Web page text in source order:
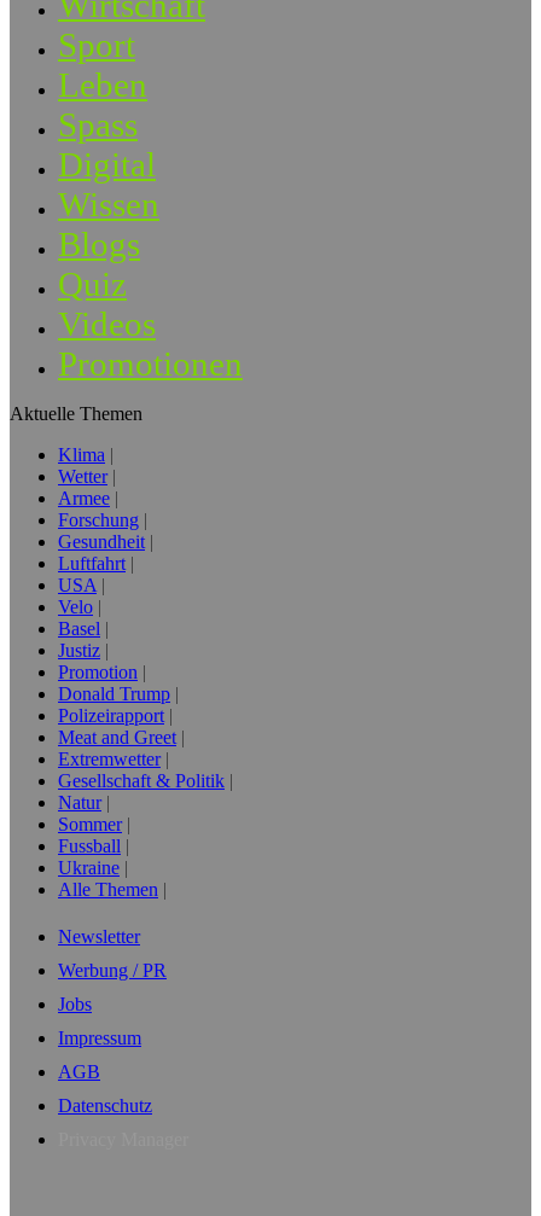
Sport
Leben
Spass
Digital
Wissen
Blogs
Quiz
Videos
Promotionen
Aktuelle Themen
Klima
Wetter
Armee
Forschung
Gesundheit
Luftfahrt
USA
Velo
Basel
Justiz
Promotion
Donald Trump
Polizeirapport
Meat and Greet
Extremwetter
Gesellschaft & Politik
Natur
Sommer
Fussball
Ukraine
Alle Themen
Newsletter
Werbung / PR
Jobs
Impressum
AGB
Datenschutz